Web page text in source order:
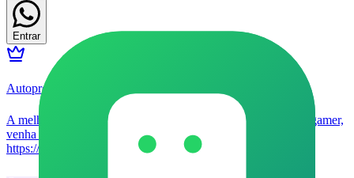
Entrar
Autopromos Games 🎮
A melhor comunidade de promoções relacionadas ao mundo gamer,
venha economizar com a Autopromos!! Adicione seus amigos
https://chat.whatsapp.com/K28s6q9z5jd93Hdt0QIs8I